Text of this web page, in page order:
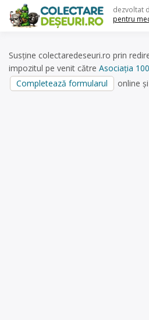
content
dezvoltat
pentru
Susține colectaredeseuri.ro prin
impozitul pe venit către Asociația
Completează formularul
online